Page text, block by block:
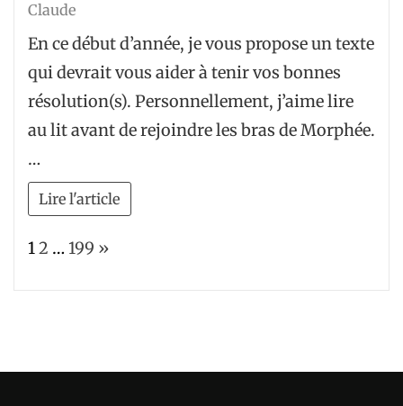
Claude
En ce début d’année, je vous propose un texte
qui devrait vous aider à tenir vos bonnes
résolution(s). Personnellement, j’aime lire
au lit avant de rejoindre les bras de Morphée.
…
Lire l'article
Page:
12 … 199 Next
»